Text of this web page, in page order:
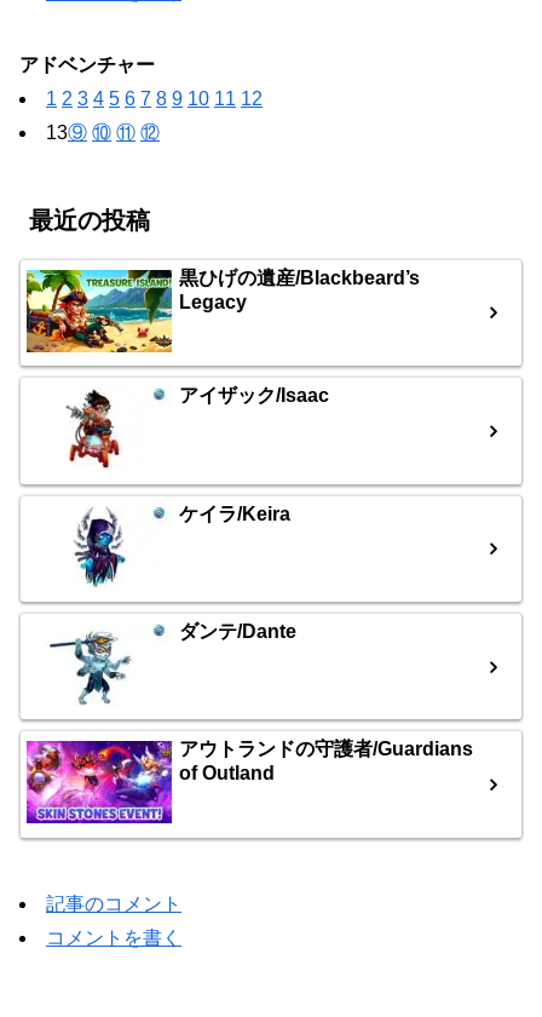
アドベンチャー
1 2 3 4 5 6 7 8 9 10 11 12
13⑨ ⑩ ⑪ ⑫
最近の投稿
黒ひげの遺産/Blackbeard’s
Legacy
アイザック/Isaac
ケイラ/Keira
ダンテ/Dante
アウトランドの守護者/Guardians
of Outland
記事のコメント
コメントを書く